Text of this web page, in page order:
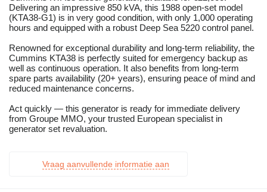
Delivering an impressive 850 kVA, this 1988 open-set model
(KTA38-G1) is in very good condition, with only 1,000 operating
hours and equipped with a robust Deep Sea 5220 control panel.
Renowned for exceptional durability and long-term reliability, the
Cummins KTA38 is perfectly suited for emergency backup as
well as continuous operation. It also benefits from long-term
spare parts availability (20+ years), ensuring peace of mind and
reduced maintenance concerns.
Act quickly — this generator is ready for immediate delivery
from Groupe MMO, your trusted European specialist in
generator set revaluation.
Vraag aanvullende informatie aan